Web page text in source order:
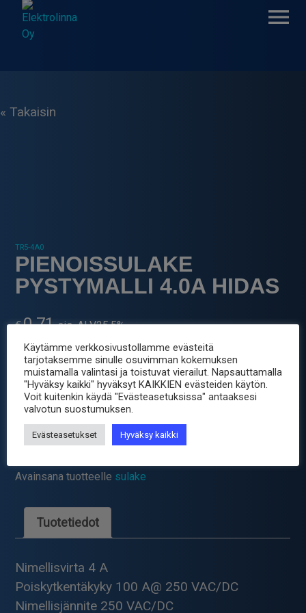
content
« Takaisin
TR5-4A0
PIENOISSULAKE
PYSTYMALLI 4.0A HIDAS
€0.71 sis. ALV25.5%
Toimitus 2-4 arkipäivää valmistajalta
-
PIENOISSULAKE
4.0A
määrä
+
Tuotetunnus (SKU): TR5-4A0
Avainsana tuotteelle sulake
Tuotetiedot
Nimellisvirta 4 A
Poiskytkentäkyky 100 A@ 250 VAC/DC
Nimellisjännite 250 VAC/DC
Käytämme verkkosivustollamme evästeitä
tarjotaksemme sinulle osuvimman kokemuksen
muistamalla valintasi ja toistuvat vierailut. Napsauttamalla
"Hyväksy kaikki" hyväksyt KAIKKIEN evästeiden käytön.
Voit kuitenkin käydä "Evästeasetuksissa" antaaksesi
valvotun suostumuksen.
Evästeasetukset Hyväksy kaikki